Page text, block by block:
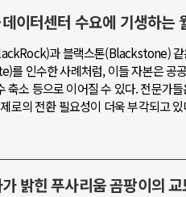
이터센터 수요에 기생하는
과 블랙스톤(Blackstone)
인수한 사례처럼, 이들 자본은 공
소 등으로 이어질 수 있다. 전문가
로의 전환 필요성이 더욱 부각되고
밝힌 푸사리움 곰팡이의